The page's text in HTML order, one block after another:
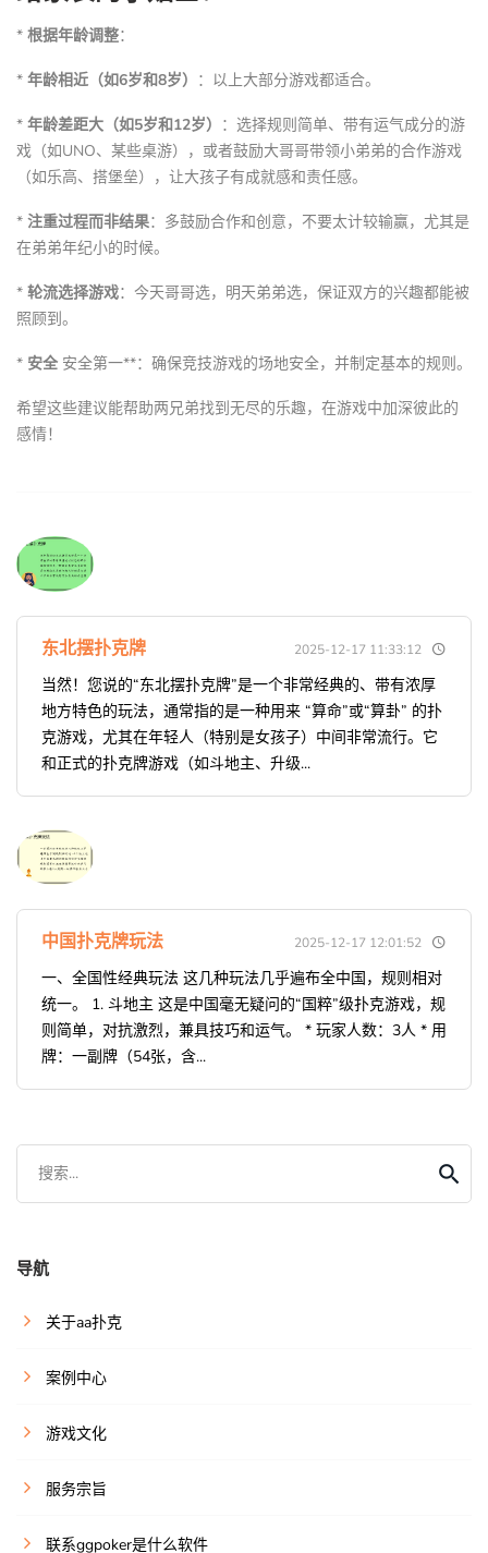
* 根据年龄调整：
* 年龄相近（如6岁和8岁） ：以上大部分游戏都适合。
* 年龄差距大（如5岁和12岁） ：选择规则简单、带有运气成分的游
戏（如UNO、某些桌游），或者鼓励大哥哥带领小弟弟的合作游戏
（如乐高、搭堡垒），让大孩子有成就感和责任感。
* 注重过程而非结果：多鼓励合作和创意，不要太计较输赢，尤其是
在弟弟年纪小的时候。
* 轮流选择游戏：今天哥哥选，明天弟弟选，保证双方的兴趣都能被
照顾到。
* 安全 安全第一**：确保竞技游戏的场地安全，并制定基本的规则。
希望这些建议能帮助两兄弟找到无尽的乐趣，在游戏中加深彼此的
感情！
东北摆扑克牌 2025-12-17 11:33:12
当然！您说的“东北摆扑克牌”是一个非常经典的、带有浓厚
地方特色的玩法，通常指的是一种用来 “算命”或“算卦” 的扑
克游戏，尤其在年轻人（特别是女孩子）中间非常流行。它
和正式的扑克牌游戏（如斗地主、升级...
中国扑克牌玩法 2025-12-17 12:01:52
一、全国性经典玩法 这几种玩法几乎遍布全中国，规则相对
统一。 1. 斗地主 这是中国毫无疑问的“国粹”级扑克游戏，规
则简单，对抗激烈，兼具技巧和运气。 * 玩家人数：3人 * 用
牌：一副牌（54张，含...
搜索...
导航
关于aa扑克
案例中心
游戏文化
服务宗旨
联系ggpoker是什么软件